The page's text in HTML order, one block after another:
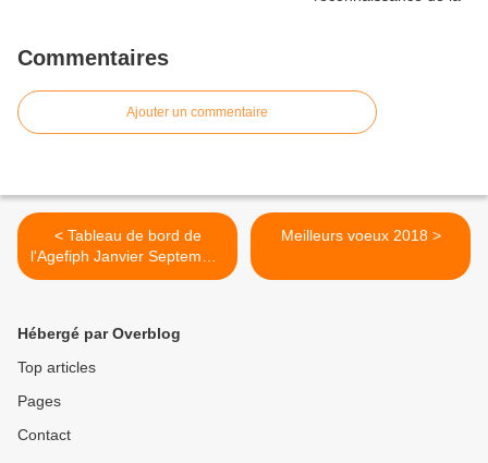
Commentaires
Ajouter un commentaire
< Tableau de bord de
l'Agefiph Janvier Septembre
2017 (2017-4)
Meilleurs voeux 2018 >
Hébergé par Overblog
Top articles
Pages
Contact